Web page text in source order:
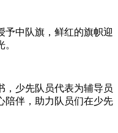
予中队旗，鲜红的旗帜迎
，少先队员代表为辅导员
陪伴，助力队员们在少先